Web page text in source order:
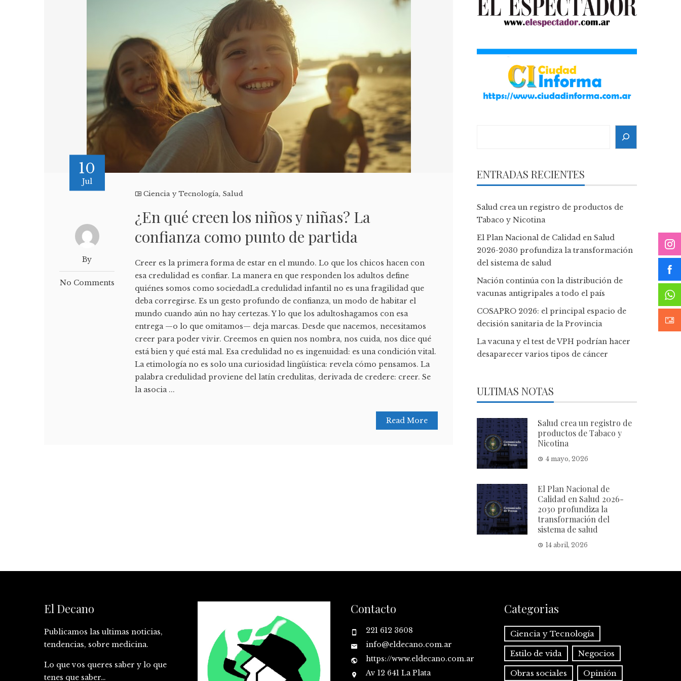
10
Jul
By
No Comments
Ciencia y Tecnología, Salud
¿En qué creen los niños y niñas? La
confianza como punto de partida
Creer es la primera forma de estar en el mundo. Lo que los chicos hacen con
esa credulidad es confiar. La manera en que responden los adultos define
quiénes somos como sociedadLa credulidad infantil no es una fragilidad que
deba corregirse. Es un gesto profundo de confianza, un modo de habitar el
mundo cuando aún no hay certezas. Y lo que los adultoshagamos con esa
entrega —o lo que omitamos— deja marcas. Desde que nacemos, necesitamos
creer para poder vivir. Creemos en quien nos nombra, nos cuida, nos dice qué
está bien y qué está mal. Esa credulidad no es ingenuidad: es una condición vital.
La etimología no es solo una curiosidad lingüística: revela cómo pensamos. La
palabra credulidad proviene del latín credulitas, derivada de credere: creer. Se
la asocia ...
Read More
ENTRADAS RECIENTES
Salud crea un registro de productos de
Tabaco y Nicotina
El Plan Nacional de Calidad en Salud
2026-2030 profundiza la transformación
del sistema de salud
Nación continúa con la distribución de
vacunas antigripales a todo el país
COSAPRO 2026: el principal espacio de
decisión sanitaria de la Provincia
La vacuna y el test de VPH podrían hacer
desaparecer varios tipos de cáncer
ULTIMAS NOTAS
Salud crea un registro de
productos de Tabaco y
Nicotina
4 mayo, 2026
El Plan Nacional de
Calidad en Salud 2026-
2030 profundiza la
transformación del
sistema de salud
14 abril, 2026
El Decano
Publicamos las ultimas noticias,
tendencias, sobre medicina.
Lo que vos queres saber y lo que
tenes que saber…
Contacto
221 612 3608
info@eldecano.com.ar
https://www.eldecano.com.ar
Av 12 641 La Plata
Categorias
Ciencia y Tecnología
Estilo de vida Negocios
Obras sociales Opinión